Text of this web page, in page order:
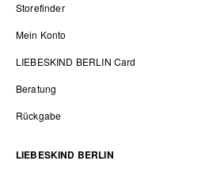
Storefinder
Mein Konto
LIEBESKIND BERLIN Card
Beratung
Rückgabe
LIEBESKIND BERLIN